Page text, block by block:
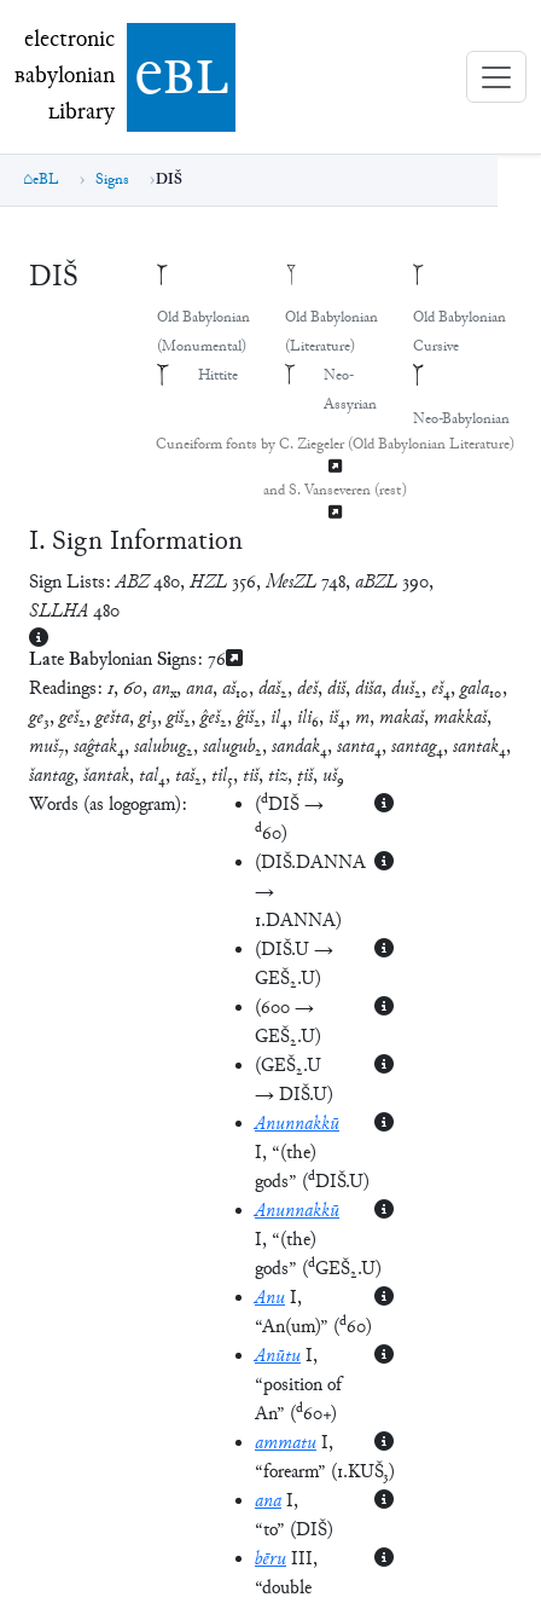
electronic Babylonian Library (eBL)
electronic
Babylonian
Library ebl
eBL Signs DIŠ
DIŠ 𒁹
Old Babylonian
(Monumental)
𒁹
Old Babylonian
(Literature)
𒁹
Old Babylonian
Cursive
𒁹 Hittite 𒁹
Neo-
Assyrian
𒁹
Neo-Babylonian
Cuneiform fonts by C. Ziegeler (Old Babylonian Literature)
and S. Vanseveren (rest)
Ⅰ. Sign Information
Sign Lists: ABZ480,HZL 356,MesZL748,aBZL 390,
SLLHA480
LateBabylonianSigns: 76
Readings: 1,60,anx,ana,aš₁₀,daš₂,deš,diš,diša,duš₂,eš₄,gala₁₀,
ge₃,geš₂,gešta,gi₃,giš₂,ĝeš₂,ĝiš₂, il₄, ili₆, iš₄, m, makaš, makkaš,
muš₇,saĝtak₄,salubug₂,salugub₂,sandak₄,santa₄,santag₄,santak₄,
šantag,šantak, tal₄, taš₂, til₅, tiš, tiz, ṭiš, uš₉
Words (as logogram):
(dDIŠ →
d60)
(DIŠ.DANNA
→
1.DANNA)
(DIŠ.U →
GEŠ₂.U)
(600 →
GEŠ₂.U)
(GEŠ₂.U
→ DIŠ.U)
Anunnakkū
I, “(the)
gods” (dDIŠ.U)
Anunnakkū
I, “(the)
gods” (dGEŠ₂.U)
AnuI,
“An(um)” (d60)
AnūtuI,
“position of
An” (d60+)
ammatuI,
“forearm” (1.KUŠ₃)
anaI,
“to” (DIŠ)
bēruIII,
“double